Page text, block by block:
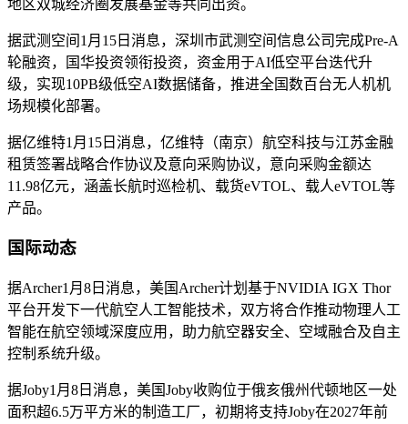
地区双城经济圈发展基金等共同出资。
据武测空间1月15日消息，深圳市武测空间信息公司完成Pre-A
轮融资，国华投资领衔投资，资金用于AI低空平台迭代升
级，实现10PB级低空AI数据储备，推进全国数百台无人机机
场规模化部署。
据亿维特1月15日消息，亿维特（南京）航空科技与江苏金融
租赁签署战略合作协议及意向采购协议，意向采购金额达
11.98亿元，涵盖长航时巡检机、载货eVTOL、载人eVTOL等
产品。
国际动态
据Archer1月8日消息，美国Archer计划基于NVIDIA IGX Thor
平台开发下一代航空人工智能技术，双方将合作推动物理人工
智能在航空领域深度应用，助力航空器安全、空域融合及自主
控制系统升级。
据Joby1月8日消息，美国Joby收购位于俄亥俄州代顿地区一处
面积超6.5万平方米的制造工厂，初期将支持Joby在2027年前